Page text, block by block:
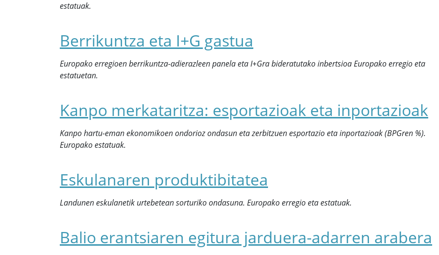
estatuak.
Berrikuntza eta I+G gastua
Europako erregioen berrikuntza-adierazleen panela eta I+Gra bideratutako inbertsioa Europako erregio eta
estatuetan.
Kanpo merkataritza: esportazioak eta inportazioak
Kanpo hartu-eman ekonomikoen ondorioz ondasun eta zerbitzuen esportazio eta inportazioak (BPGren %).
Europako estatuak.
Eskulanaren produktibitatea
Landunen eskulanetik urtebetean sorturiko ondasuna. Europako erregio eta estatuak.
Balio erantsiaren egitura jarduera-adarren arabera